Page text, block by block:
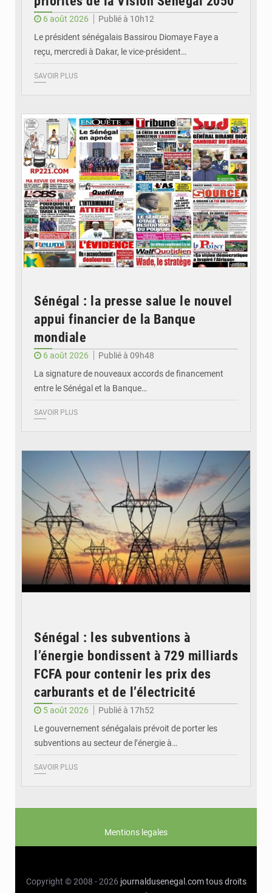
6 août 2026
Publié à 10h12
Le président sénégalais Bassirou Diomaye Faye a
reçu, mercredi à Dakar, le vice-président…
SAVOIR PLUS
Sénégal : la presse salue le nouvel
appui financier de la Banque
mondiale
6 août 2026
Publié à 09h48
La signature de nouveaux accords de financement
entre le Sénégal et la Banque…
SAVOIR PLUS
Sénégal : les subventions à
l’énergie bondissent à 729 milliards
FCFA pour contenir les prix des
carburants et de l’électricité
5 août 2026
Publié à 17h52
Le gouvernement sénégalais prévoit de porter les
subventions au secteur de l’énergie à…
SAVOIR PLUS
Mentions legales
Copyright © 2008 - 2026 journaldusenegal.com tous droits